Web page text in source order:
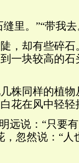
里。”“带我去
，却有些碎
一块较高的
株同样的植
花在风中轻轻
远说：“只要
忽然说：“人